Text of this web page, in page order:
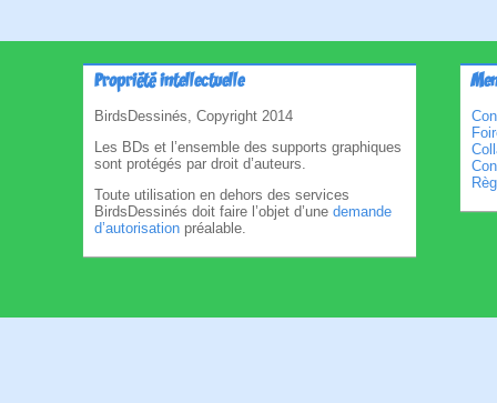
Propriété intellectuelle
BirdsDessinés, Copyright 2014
Les BDs et l’ensemble des supports graphiques
sont protégés par droit d’auteurs.
Toute utilisation en dehors des services
BirdsDessinés doit faire l’objet d’une demande
d’autorisation préalable.